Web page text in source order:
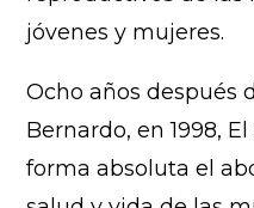
jóvenes y mujeres.
Ocho años después
Bernardo, en 1998,
forma absoluta el